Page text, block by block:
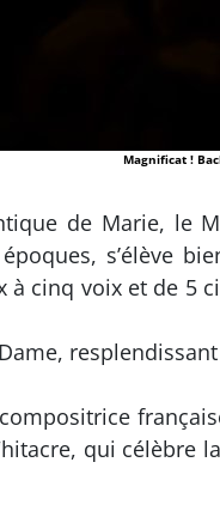
Magnificat !
de Marie, le
s’élève
à cinq voix et de 5
qui célèbre